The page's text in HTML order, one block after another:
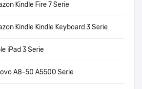
Kindle Fire 7 Serie
Kindle Kindle Keyboard 3 Serie
iPad 3 Serie
A8-50 A5500 Serie